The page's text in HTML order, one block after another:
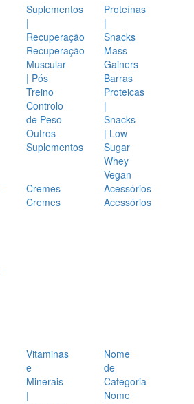
Suplementos
|
Recuperação
Recuperação
Muscular
| Pós
Treino
Controlo
de Peso
Outros
Suplementos
Proteínas
|
Snacks
Mass
Gainers
Barras
Proteicas
|
Snacks
| Low
Sugar
Whey
Vegan
Cremes
Cremes
Acessórios
Acessórios
Vitaminas
e
Minerais
|
Nome
de
Categoria
Nome